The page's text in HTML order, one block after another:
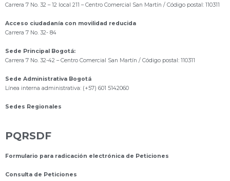
Carrera 7 No. 32 – 12 local 211 – Centro Comercial San Martín / Código postal: 110311
Acceso ciudadanía con movilidad reducida
Carrera 7 No. 32- 84
Sede Principal Bogotá:
Carrera 7 No. 32-42 – Centro Comercial San Martín / Código postal: 110311
Sede Administrativa Bogotá
Línea interna administrativa: (+57) 601 5142060
Sedes Regionales
PQRSDF
Formulario para radicación electrónica de Peticiones
Consulta de Peticiones